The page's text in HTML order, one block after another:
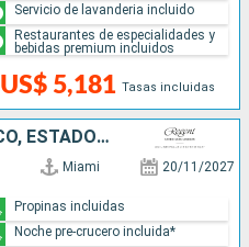
US$ 5,181 Tasas incluidas
Servicio de lavanderia incluido
Restaurantes de especialidades y
bebidas premium incluidos
BELICE, GUATEMALA, MÉXICO, ESTADOS UNIDOS
Miami 20/11/2027
Propinas incluidas
Noche pre-crucero incluida*